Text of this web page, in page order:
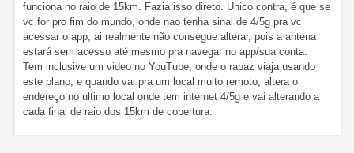
funciona no raio de 15km. Fazia isso direto. Unico contra, é que se
vc for pro fim do mundo, onde nao tenha sinal de 4/5g pra vc
acessar o app, ai realmente não consegue alterar, pois a antena
estará sem acesso até mesmo pra navegar no app/sua conta.
Tem inclusive um video no YouTube, onde o rapaz viaja usando
este plano, e quando vai pra um local muito remoto, altera o
endereço no ultimo local onde tem internet 4/5g e vai alterando a
cada final de raio dos 15km de cobertura.